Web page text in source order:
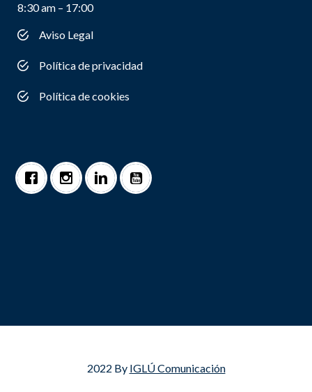
8:30 am – 17:00
Aviso Legal
Política de privacidad
Política de cookies
2022 By IGLÚ Comunicación